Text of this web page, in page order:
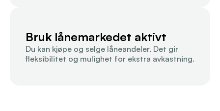
Bruk lånemarkedet aktivt
Du kan kjøpe og selge låneandeler. Det gir
fleksibilitet og mulighet for ekstra avkastning.